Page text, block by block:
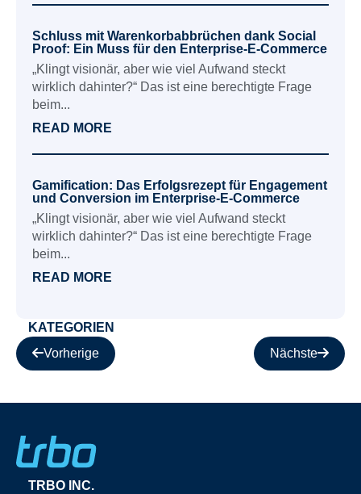
Schluss mit Warenkorbabbrüchen dank Social
Proof: Ein Muss für den Enterprise-E-Commerce
„Klingt visionär, aber wie viel Aufwand steckt
wirklich dahinter?“ Das ist eine berechtigte Frage
beim...
READ MORE
Gamification: Das Erfolgsrezept für Engagement
und Conversion im Enterprise-E-Commerce
„Klingt visionär, aber wie viel Aufwand steckt
wirklich dahinter?“ Das ist eine berechtigte Frage
beim...
READ MORE
KATEGORIEN
Vorherige
Nächste
TRBO INC.